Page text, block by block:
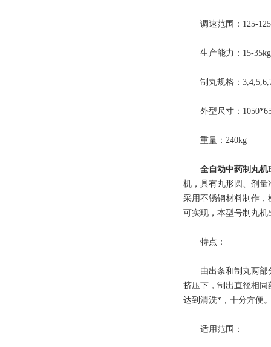
调速范围：125-
生产能力：15-
制丸规格：
外型尺寸：
重量：240kg
全自动中药制丸机
机，具有丸形圆、剂
采用不锈钢材料制作
可实现，本型号制丸
特点：
由出条和制丸两部分
挤压下，制出直径相
达到清洗*，十分方便
适用范围：